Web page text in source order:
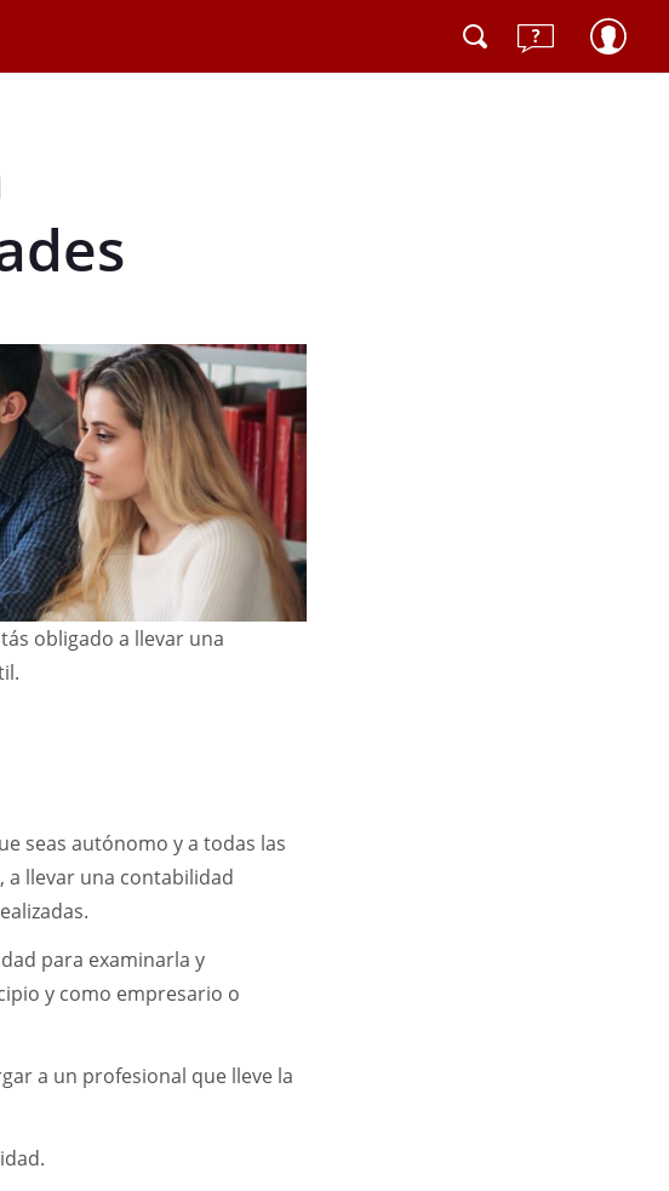
obligado a llevar una
seas autónomo y a todas las
a llevar una contabilidad
para examinarla y
y como empresario o
a un profesional que lleve la